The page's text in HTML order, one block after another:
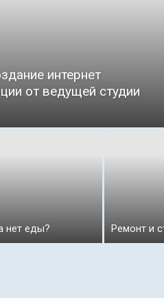
интернет
от ведущей студии
нет еды? Ремонт и